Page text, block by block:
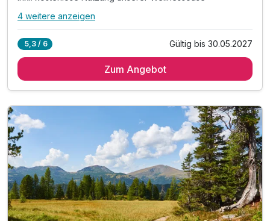
Alle Inklusivleistungen
3 x reichhaltiges Frühstück vom Buffet
inkl. kuschlige Bademäntel auf dem Zimmer
inkl. Wellnesstasche auf dem Zimmer
inkl. Nutzung des Fitnessraumes
inkl. 1 x Kaffee & Kuchen Gutschein
4 weitere anzeigen
5,3 / 6 Gültig bis 30.05.2027
Zum Angebot